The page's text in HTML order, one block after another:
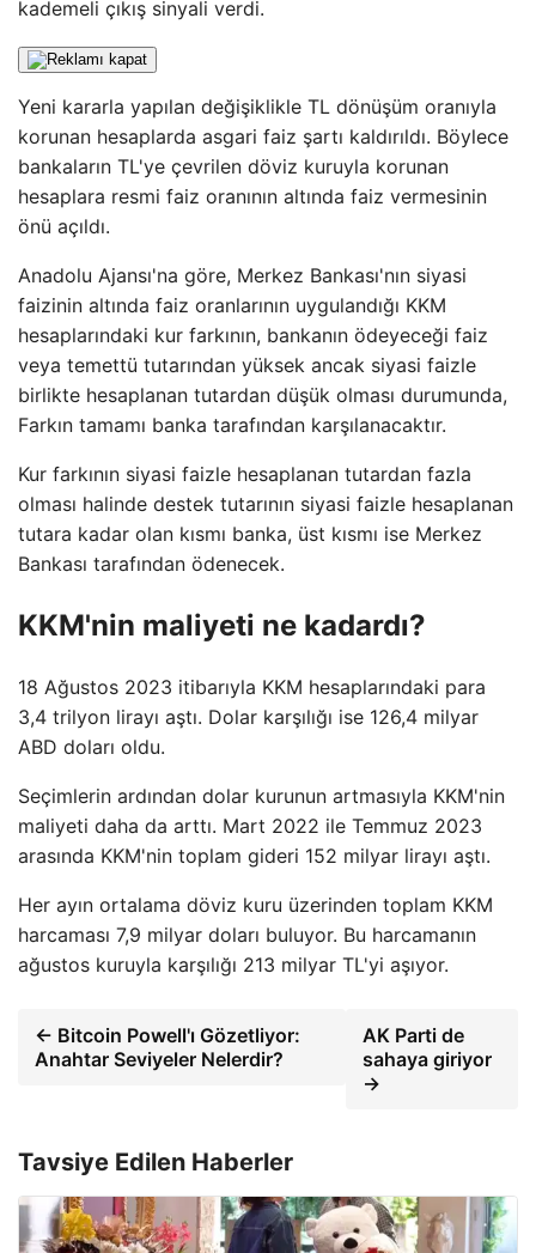
kademeli çıkış sinyali verdi.
Yeni kararla yapılan değişiklikle TL dönüşüm oranıyla
korunan hesaplarda asgari faiz şartı kaldırıldı. Böylece
bankaların TL'ye çevrilen döviz kuruyla korunan
hesaplara resmi faiz oranının altında faiz vermesinin
önü açıldı.
Anadolu Ajansı'na göre, Merkez Bankası'nın siyasi
faizinin altında faiz oranlarının uygulandığı KKM
hesaplarındaki kur farkının, bankanın ödeyeceği faiz
veya temettü tutarından yüksek ancak siyasi faizle
birlikte hesaplanan tutardan düşük olması durumunda,
Farkın tamamı banka tarafından karşılanacaktır.
Kur farkının siyasi faizle hesaplanan tutardan fazla
olması halinde destek tutarının siyasi faizle hesaplanan
tutara kadar olan kısmı banka, üst kısmı ise Merkez
Bankası tarafından ödenecek.
KKM'nin maliyeti ne kadardı?
18 Ağustos 2023 itibarıyla KKM hesaplarındaki para
3,4 trilyon lirayı aştı. Dolar karşılığı ise 126,4 milyar
ABD doları oldu.
Seçimlerin ardından dolar kurunun artmasıyla KKM'nin
maliyeti daha da arttı. Mart 2022 ile Temmuz 2023
arasında KKM'nin toplam gideri 152 milyar lirayı aştı.
Her ayın ortalama döviz kuru üzerinden toplam KKM
harcaması 7,9 milyar doları buluyor. Bu harcamanın
ağustos kuruyla karşılığı 213 milyar TL'yi aşıyor.
← Bitcoin Powell'ı Gözetliyor:
Anahtar Seviyeler Nelerdir?
AK Parti de
sahaya giriyor
→
Tavsiye Edilen Haberler